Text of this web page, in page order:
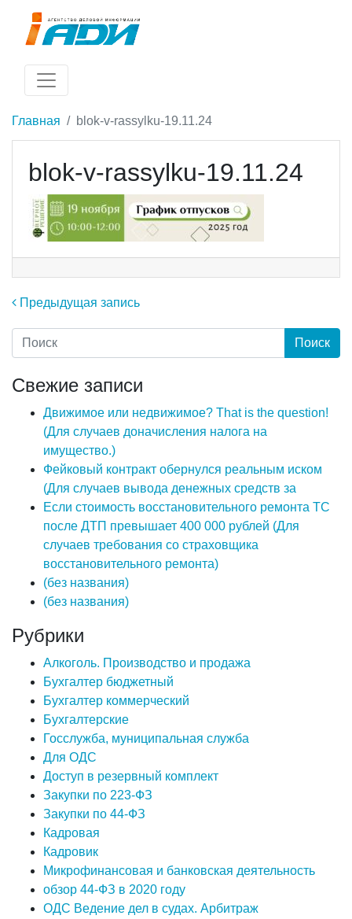
Главная blok-v-rassylku-19.11.24
blok-v-rassylku-19.11.24
Навигация по записям
Предыдущая запись
Свежие записи
Движимое или недвижимое? That is the question!
(Для случаев доначисления налога на
имущество.)
Фейковый контракт обернулся реальным иском
(Для случаев вывода денежных средств за
Если стоимость восстановительного ремонта ТС
после ДТП превышает 400 000 рублей (Для
случаев требования со страховщика
восстановительного ремонта)
(без названия)
(без названия)
Рубрики
Алкоголь. Производство и продажа
Бухгалтер бюджетный
Бухгалтер коммерческий
Бухгалтерские
Госслужба, муниципальная служба
Для ОДС
Доступ в резервный комплект
Закупки по 223-ФЗ
Закупки по 44-ФЗ
Кадровая
Кадровик
Микрофинансовая и банковская деятельность
обзор 44-ФЗ в 2020 году
ОДС Ведение дел в судах. Арбитраж